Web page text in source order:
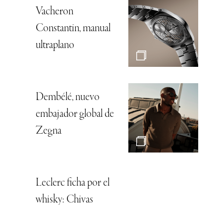
Vacheron
Constantin, manual
ultraplano
Dembélé, nuevo
embajador global de
Zegna
Leclerc ficha por el
whisky: Chivas